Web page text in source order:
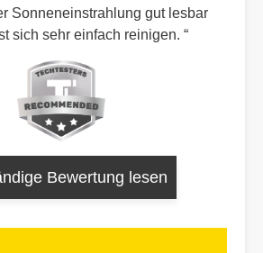
Sonneneinstrahlung gut lesbar
sich sehr einfach reinigen.
Bewertung lesen